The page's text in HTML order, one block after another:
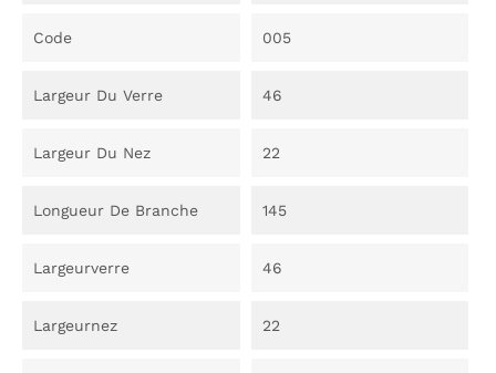
Code 005
Largeur Du Verre 46
Largeur Du Nez 22
Longueur De Branche 145
Largeurverre 46
Largeurnez 22